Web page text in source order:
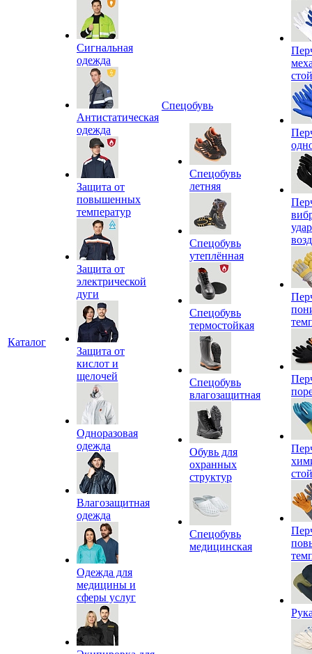
Каталог
Сигнальная
одежда
Антистатическая
одежда
Защита от
повышенных
температур
Защита от
электрической
дуги
Защита от
кислот и
щелочей
Одноразовая
одежда
Влагозащитная
одежда
Одежда для
медицины и
сферы услуг
Спецобувь
Спецобувь
летняя
Спецобувь
утеплённая
Спецобувь
термостойкая
Спецобувь
влагозащитная
Обувь для
охранных
структур
Спецобувь
медицинская